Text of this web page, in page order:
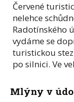
Červené
nelehce
Radotínského
vydáme se
turistickou
po silnici. Ve
Mlýny v